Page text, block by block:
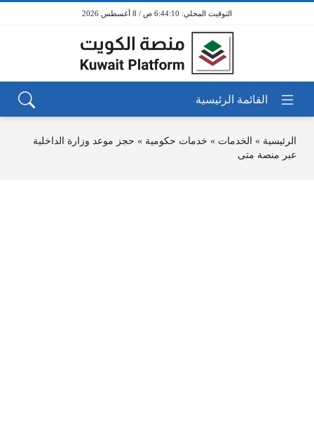
6:44:10 ص / 8 أغسطس 2026
الرئيسية » الخدمات » خدمات حكومية » حجز موعد وزارة الداخلية
عبر منصة متى